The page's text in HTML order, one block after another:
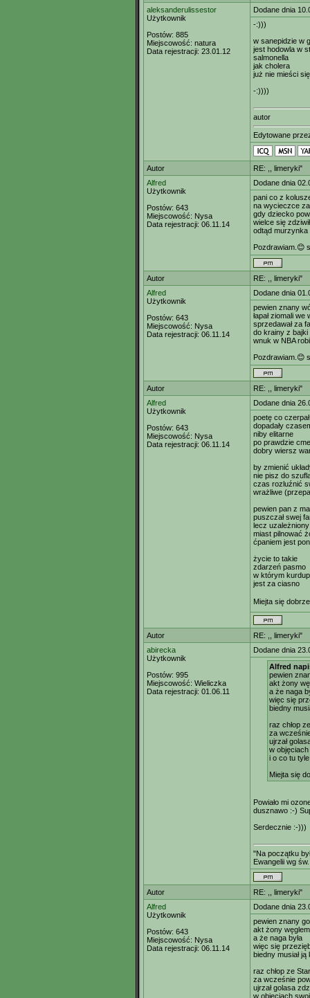
aleksanderulissestor
Użytkownik
Postów: 885
Miejscowość: natura
Data rejestracji: 23.01.12
Dodane dnia
-:)))
w sanepidzie w
jest hodowla w
salmonella
jak cholera
już nie mieści
-:))))
autor
Edytowane
Autor
RE: ,, limeryki"
Alfred
Użytkownik
Postów: 643
Miejscowość: Nysa
Data rejestracji: 06.11.14
Dodane dnia
pani co z
na wycieczce
gdy dziecko
wielce się
odtąd murzynka
Pozdrawiam.😊
Autor
RE: ,, limeryki"
Alfred
Użytkownik
Postów: 643
Miejscowość: Nysa
Data rejestracji: 06.11.14
Dodane dnia
pewien znany
łapał ziomali we
sprzedawał za
do krainy z bajki
wnuk w NBA
Pozdrawiam.😊
Autor
RE: ,, limeryki"
Alfred
Użytkownik
Postów: 643
Miejscowość: Nysa
Data rejestracji: 06.11.14
Dodane dnia
poetę co
dopadały
niby elitarne
po prawdzie
dobry wiersz
by zmienić
nie pisz do
czas rozluźnić
wrażliwe
pewien pan z
puszczał swej
lecz uzależniony
miast pilnować
ćpaniem jest
życie to takie
zdarzeń pasmo
w którym
jest za ciasno
Miejta się
Autor
RE: ,, limeryki"
abirecka
Użytkownik
Postów: 995
Miejscowość: Wieliczka
Data rejestracji: 01.06.11
Dodane dnia
Alfred
pewien
akt żony
a że naga
więc się
biedny
raz chłop
za
ujrzał
w
i o co tu tyle
Miejta się
Powiało mi
dusznawo :-)
Serdecznie :-)))
"Na początku
Ewangelii wg
Autor
RE: ,, limeryki"
Alfred
Użytkownik
Postów: 643
Miejscowość: Nysa
Data rejestracji: 06.11.14
Dodane dnia
pewien znany
akt żony węglem
a że naga była
więc się
biedny musiał
raz chłop ze
za wcześnie
ujrzał golasa
w objęciach